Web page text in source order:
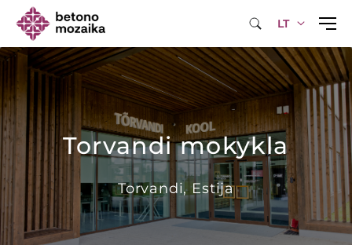
LT
Torvandi mokykla
Torvandi, Estija